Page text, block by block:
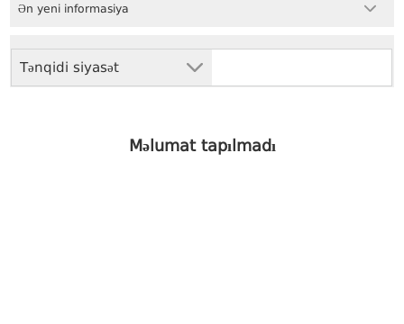
Tənqidi siyasət
Ən yeni informasiya
Məlumat tapılmadı